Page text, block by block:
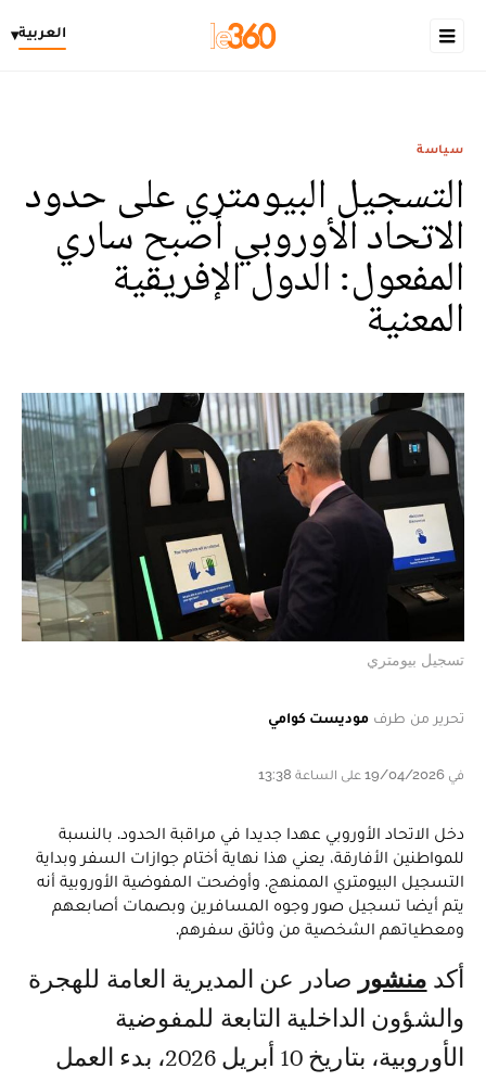
العربية▾
سياسة
التسجيل البيومتري على حدود
الاتحاد الأوروبي أصبح ساري
المفعول: الدول الإفريقية
المعنية
تسجيل بيومتري
تحرير من طرف موديست كوامي
في 19/04/2026 على الساعة 13:38
دخل الاتحاد الأوروبي عهدا جديدا في مراقبة الحدود. بالنسبة
للمواطنين الأفارقة، يعني هذا نهاية أختام جوازات السفر وبداية
التسجيل البيومتري الممنهج. وأوضحت المفوضية الأوروبية أنه
يتم أيضا تسجيل صور وجوه المسافرين وبصمات أصابعهم
ومعطياتهم الشخصية من وثائق سفرهم.
أكد منشور صادر عن المديرية العامة للهجرة
والشؤون الداخلية التابعة للمفوضية
الأوروبية، بتاريخ 10 أبريل 2026، بدء العمل